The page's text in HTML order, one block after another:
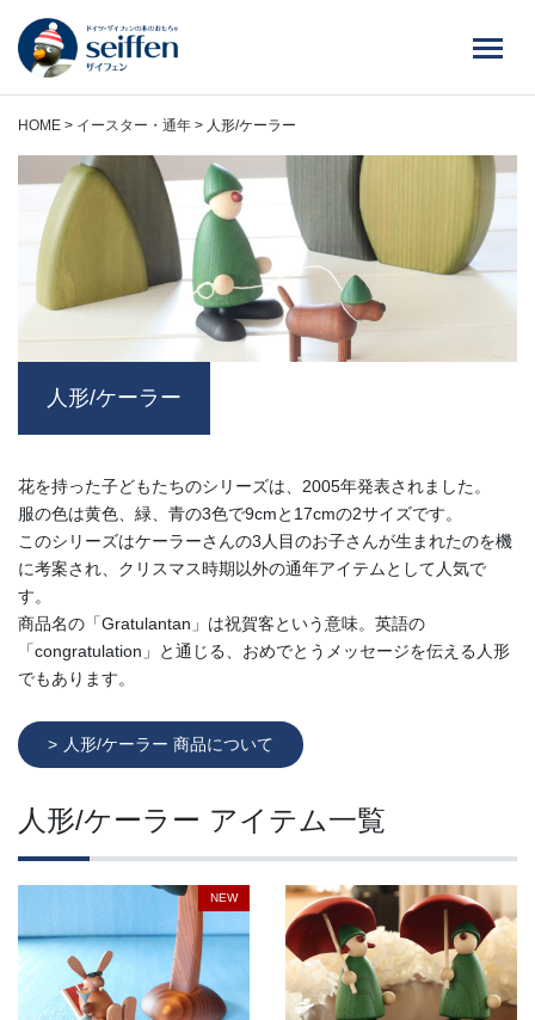
ン
HOME > イースター・通年 > 人形/ケーラー
人形/ケーラー
花を持った子どもたちのシリーズは、2005年発表されました。
服の色は黄色、緑、青の3色で9cmと17cmの2サイズです。
このシリーズはケーラーさんの3人目のお子さんが生まれたのを機
に考案され、クリスマス時期以外の通年アイテムとして人気で
す。
商品名の「Gratulantan」は祝賀客という意味。英語の
「congratulation」と通じる、おめでとうメッセージを伝える人形
でもあります。
人形/ケーラー 商品について
人形/ケーラー アイテム一覧
NEW